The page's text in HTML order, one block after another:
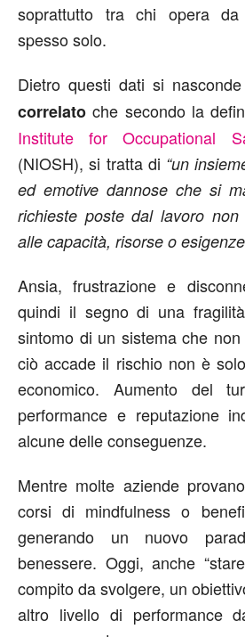
soprattutto tra chi opera
spesso solo.
Dietro questi dati si nasconde
correlato che secondo la
Institute for Occupational
(NIOSH), si tratta di “un
ed emotive dannose che si
richieste poste dal lavoro non
alle capacità, risorse o
Ansia, frustrazione e
quindi il segno di una
sintomo di un sistema che
ciò accade il rischio non è
economico. Aumento del
performance e reputazione
alcune delle conseguenze.
Mentre molte aziende
corsi di mindfulness o
generando un nuovo
benessere. Oggi, anche
compito da svolgere, un
altro livello di performance